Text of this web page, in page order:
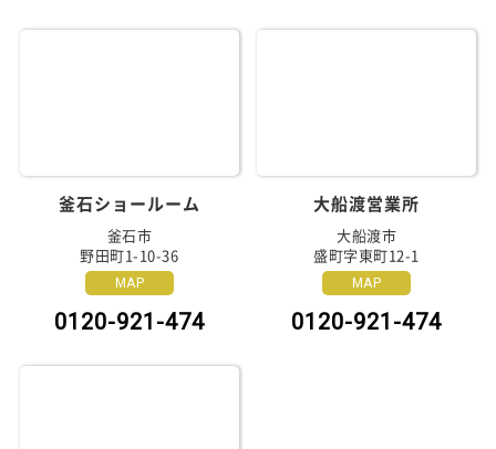
釜石ショールーム
釜石市
野田町1-10-36
MAP
0120-921-474
大船渡営業所
大船渡市
盛町字東町12-1
MAP
0120-921-474